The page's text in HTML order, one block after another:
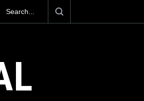
2026 ocurrió